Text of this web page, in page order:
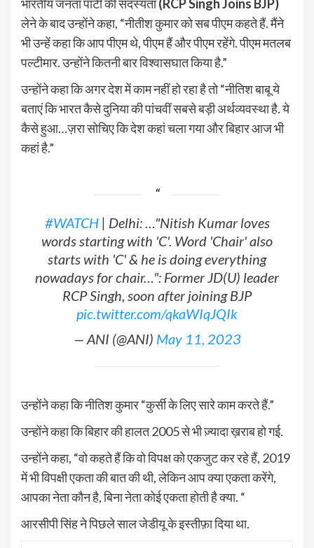
भारतीय जनता पार्टी की सदस्यता(RCP Singh Joins BJP)
लेने के बाद उन्होंने कहा, “नीतीश कुमार को सब पीएम कहते हैं. मैंने
भी उन्हें कहा कि आप पीएम थे, पीएम हैं और पीएम रहेंगे. पीएम मतलब
पल्टीमार. उन्होंने कितनी बार विश्वासघात किया है.”
उन्होंने कहा कि अगर देश में काम नहीं हो रहा है तो “नीतिश बाबू ये
बताएं कि भारत कैसे दुनिया की पांचवीं सबसे बड़ी अर्थव्यवस्था है. ये
कैसे हुआ…ज़रा सोचिए कि देश कहां चला गया और बिहार आज भी
कहां है.”
#WATCH| Delhi: …"Nitish Kumar loves
words starting with 'C'. Word 'Chair' also
starts with 'C' & he is doing everything
nowadays for chair…": Former JD(U) leader
RCP Singh, soon after joining BJP
pic.twitter.com/qkaWIqJQIk
— ANI (@ANI) May 11, 2023
उन्होंने कहा कि नीतिश कुमार “कुर्सी के लिए सारे काम करते हैं.”
उन्होंने कहा कि बिहार की हालत 2005 से भी ज़्यादा ख़राब हो गई.
उन्होंने कहा, “वो कहते हैं कि वो विपक्ष को एकजुट कर रहे हैं, 2019
में भी विपक्षी एकता की बात की थी, लेकिन आप क्या एकता करेंगे,
आपका नेता कौन है, बिना नेता कोई एकता होती है क्या. “
आरसीपी सिंह ने पिछले साल जेडीयू के इस्तीफ़ा दिया था.